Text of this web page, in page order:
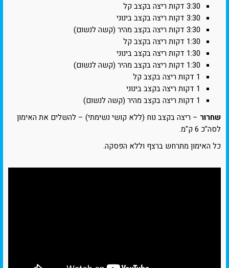
3:30 דקות ריצה בקצב קל
3:30 דקות ריצה בקצב בינוני
3:30 דקות ריצה בקצב מהיר (קשה לנשום)
1:30 דקות ריצה בקצב קל
1:30 דקות ריצה בקצב בינוני
1:30 דקות ריצה בקצב מהיר (קשה לנשום)
1 דקות ריצה בקצב קל
1 דקות ריצה בקצב בינוני
1 דקות ריצה בקצב מהיר (קשה לנשום)
שחרור – ריצה בקצב נוח (ללא קושי נשימתי) – להשלים את האימון
לסה"כ 6 ק"מ.
כל האימון מתרחש ברצף וללא הפסקה.